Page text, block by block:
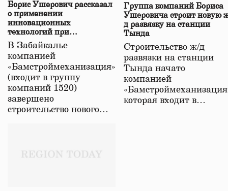
Борис Ушерович рассказал
о применении
инновационных
технологий при
строительстве нового моста
в Забайкалье
В Забайкалье
компанией
«Бамстроймеханизация»
(входит в группу
компаний 1520)
завершено
строительство нового…
Группа компаний Бориса
Ушеровича строит новую
д развязку на станции
Тында
Строительство ж/д
развязки на станции
Тында начато
компанией
которая входит в…